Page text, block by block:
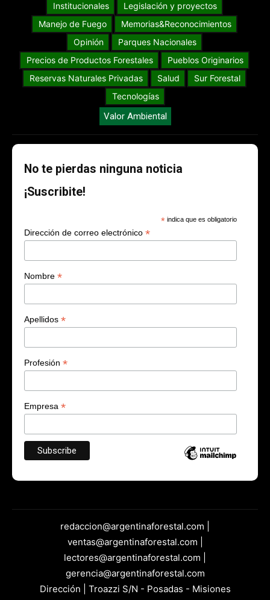
Institucionales
Legislación y proyectos
Manejo de Fuego
Memorias&Reconocimientos
Opinión
Parques Nacionales
Precios de Productos Forestales
Pueblos Originarios
Reservas Naturales Privadas
Salud
Sur Forestal
Tecnologías
Valor Ambiental
No te pierdas ninguna noticia
¡Suscribite!
* indica que es obligatorio
Dirección de correo electrónico *
Nombre *
Apellidos *
Profesión *
Empresa *
redaccion@argentinaforestal.com |
ventas@argentinaforestal.com |
lectores@argentinaforestal.com |
gerencia@argentinaforestal.com
Dirección | Troazzi S/N - Posadas - Misiones